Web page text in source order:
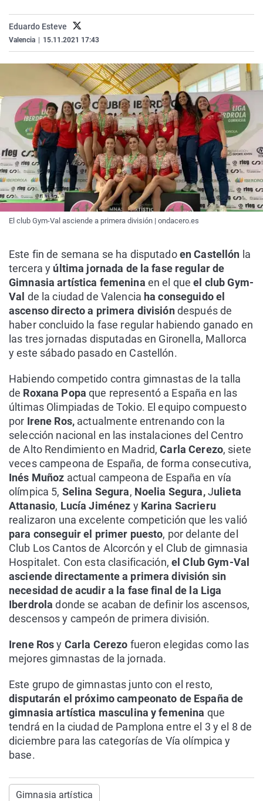
Como el perro y el
Equipo de
Operación Viuda
La Rioja
Navarra
País Vasco
Elecciones
Eduardo Esteve
Valencia 15.11.2021 17:43
El club Gym-Val asciende a primera división | ondacero.es
Este fin de semana se ha disputadoen Castellón la
tercera y última jornada de la fase regular de
Gimnasia artística femenina en el queel club Gym-
Val de la ciudad de Valencia ha conseguido el
ascenso directo a primera divisióndespués de
haber concluido la fase regular habiendo ganado en
las tres jornadas disputadas en Gironella, Mallorca
y este sábado pasado en Castellón.
Habiendo competido contra gimnastas de la talla
de Roxana Popa que representó a España en las
últimas Olimpiadas de Tokio. El equipo compuesto
por Irene Ros,actualmente entrenando con la
selección nacional en las instalaciones del Centro
de Alto Rendimiento en Madrid,Carla Cerezo, siete
veces campeona de España, de forma consecutiva,
Inés Muñoz actual campeona de España en vía
olímpica 5, Selina Segura, Noelia Segura,Julieta
Attanasio, Lucía Jiménez y Karina Sacrieru
realizaron una excelente competición que les valió
para conseguir el primer puesto, por delante del
Club Los Cantos de Alcorcón y el Club de gimnasia
Hospitalet. Con esta clasificación,el Club Gym-Val
asciende directamente a primera división sin
necesidad de acudir a la fase final de la Liga
Iberdrola donde se acaban de definir los ascensos,
descensos y campeón de primera división.
Irene Rosy Carla Cerezo fueron elegidas como las
mejores gimnastas de la jornada.
Este grupo de gimnastas junto con el resto,
disputarán el próximo campeonato de España de
gimnasia artística masculina y femenina que
tendrá en la ciudad de Pamplona entre el 3 y el 8 de
diciembre para las categorías de Vía olímpica y
base.
Gimnasia artística